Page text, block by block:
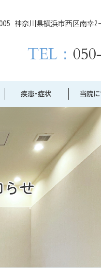
神奈川県横浜市西区南幸2-
TEL：
疾患･症状 当院
せ